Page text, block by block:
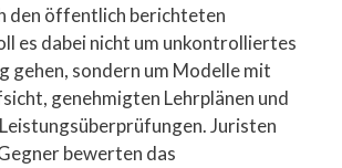
den öffentlich berichteten
es dabei nicht um unkontrolliertes
gehen, sondern um Modelle mit
genehmigten Lehrplänen und
Juristen
bewerten das